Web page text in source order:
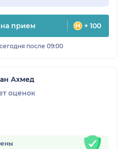
на прием + 100
после 09:00
Ахмед
оценок